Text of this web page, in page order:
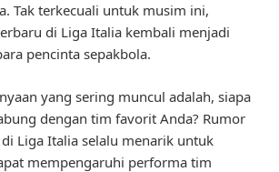
Tak terkecuali untuk musim ini,
di Liga Italia kembali menjadi
pencinta sepakbola.
yang sering muncul adalah, siapa
dengan tim favorit Anda? Rumor
Liga Italia selalu menarik untuk
mempengaruhi performa tim